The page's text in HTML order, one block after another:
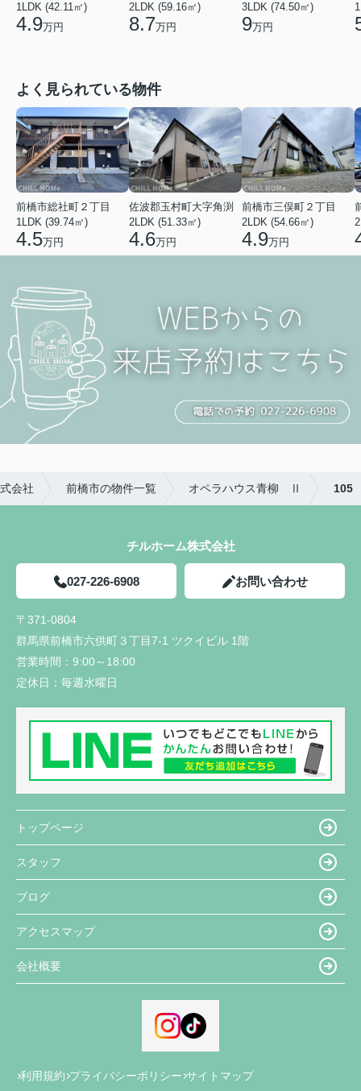
1LDK (42.11㎡)
4.9万円
2LDK (59.16㎡)
8.7万円
3LDK (74.50㎡)
9万円
よく見られている物件
前橋市総社町２丁目
1LDK (39.74㎡)
4.5万円
佐波郡玉村町大字角渕
2LDK (51.33㎡)
4.6万円
前橋市三俣町２丁目
2LDK (54.66㎡)
4.9万円
会社 前橋市の物件一覧 オペラハウス青柳 Ⅱ 105
チルホーム株式会社
027-226-6908 お問い合わせ
〒371-0804
群馬県前橋市六供町３丁目7-1 ツクイビル 1階
営業時間： 9:00～18:00
定休日： 毎週水曜日
トップページ
スタッフ
ブログ
アクセスマップ
会社概要
利用規約 プライバシーポリシー サイトマップ